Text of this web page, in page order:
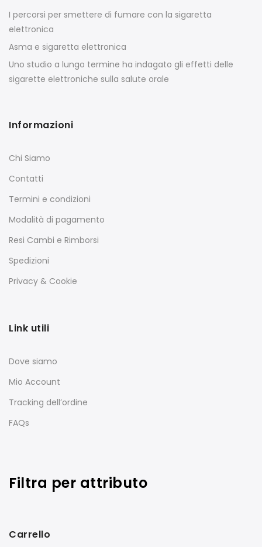
I percorsi per smettere di fumare con la sigaretta
elettronica
Asma e sigaretta elettronica
Uno studio a lungo termine ha indagato gli effetti delle
sigarette elettroniche sulla salute orale
Informazioni
Chi Siamo
Contatti
Termini e condizioni
Modalità di pagamento
Resi Cambi e Rimborsi
Spedizioni
Privacy & Cookie
Link utili
Dove siamo
Mio Account
Tracking dell’ordine
FAQs
Filtra per attributo
Carrello